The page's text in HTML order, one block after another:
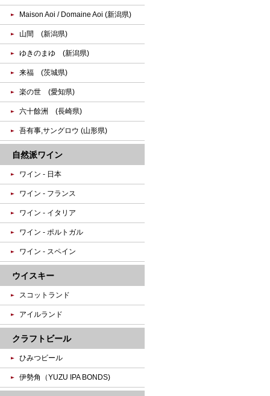
Maison Aoi / Domaine Aoi (新潟県)
山間 (新潟県)
ゆきのまゆ (新潟県)
来福 (茨城県)
楽の世 (愛知県)
六十餘洲 (長崎県)
吾有事,サングロウ (山形県)
自然派ワイン
ワイン - 日本
ワイン - フランス
ワイン - イタリア
ワイン - ポルトガル
ワイン - スペイン
ウイスキー
スコットランド
アイルランド
クラフトビール
ひみつビール
伊勢角（YUZU IPA BONDS)